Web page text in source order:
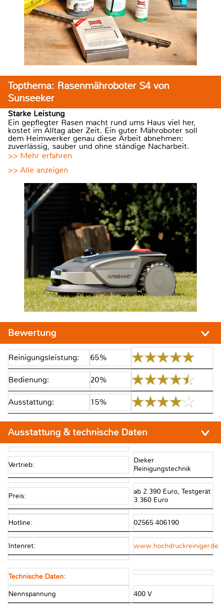
Topthema: Rasenmähroboter S4 von
Sunseeker
Starke Leistung
Ein gepflegter Rasen macht rund ums Haus viel her,
kostet im Alltag aber Zeit. Ein guter Mähroboter soll
dem Heimwerker genau diese Arbeit abnehmen:
zuverlässig, sauber und ohne ständige Nacharbeit.
>> Mehr erfahren
>> Alle anzeigen
Bewertung
Reinigungsleistung: 65%
Bedienung: 20%
Ausstattung: 15%
Ausstattung & technische Daten
Vertrieb:
Dieker
Reinigungstechnik
Preis:
ab 2.390 Euro, Testgerät
3.360 Euro
Hotline: 02565 406190
Intenret: www.hochdruckreiniger.de
Technische Daten:
Nennspannung 400 V